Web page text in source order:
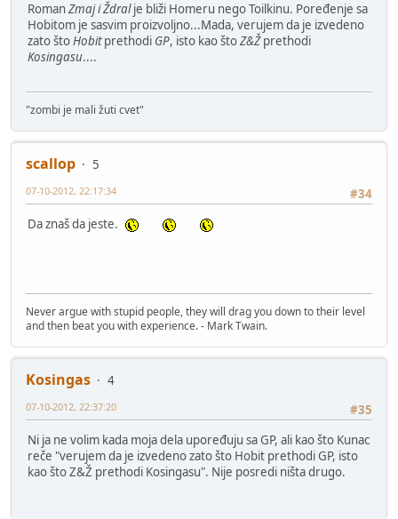
RomanZmaj i Ždralje bliži Homeru nego Toilkinu. Poređenje sa
Hobitom je sasvim proizvoljno...Mada, verujem da je izvedeno
zato štoHobitprethodi GP, isto kao štoZ&Žprethodi
Kosingasu....
"zombi je mali žuti cvet"
scallop
5
#34
07-10-2012, 22:17:34
Da znaš da jeste.
Never argue with stupid people, they will drag you down to their level
and then beat you with experience. - Mark Twain.
Kosingas
4
#35
07-10-2012, 22:37:20
Ni ja ne volim kada moja dela upoređuju sa GP, ali kao što Kunac
reče "verujem da je izvedeno zato što Hobit prethodi GP, isto
kao što Z&Ž prethodi Kosingasu". Nije posredi ništa drugo.